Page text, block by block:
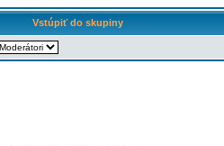
Vstúpiť do skupiny